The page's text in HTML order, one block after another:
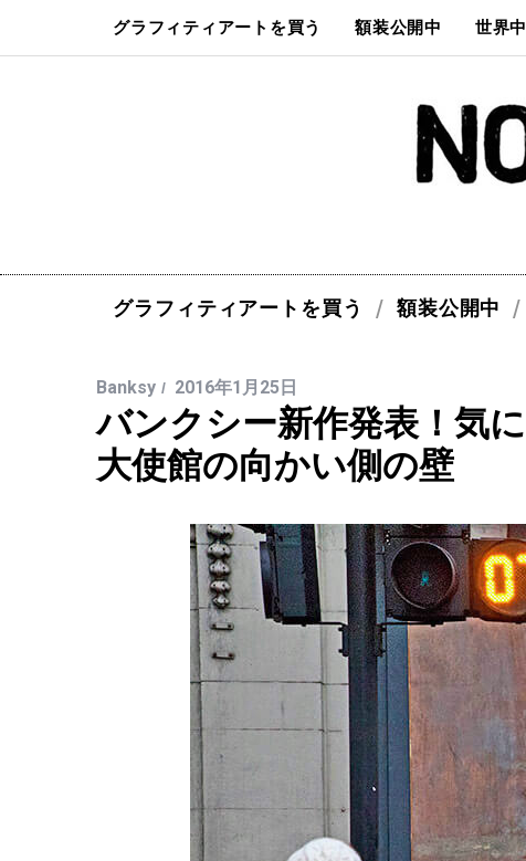
グラフィティアートを買う 額装公開中 世界
グラフィティアートを買う 額装公開中
Banksy 2016年1月25日
バンクシー新作発表！気
大使館の向かい側の壁